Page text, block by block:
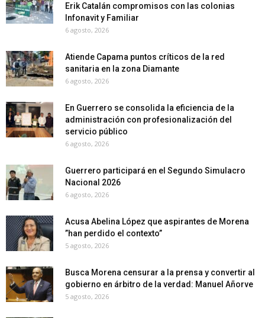
Erik Catalán compromisos con las colonias
Infonavit y Familiar
6 agosto, 2026
Atiende Capama puntos críticos de la red
sanitaria en la zona Diamante
6 agosto, 2026
En Guerrero se consolida la eficiencia de la
administración con profesionalización del
servicio público
6 agosto, 2026
Guerrero participará en el Segundo Simulacro
Nacional 2026
6 agosto, 2026
Acusa Abelina López que aspirantes de Morena
”han perdido el contexto”
5 agosto, 2026
Busca Morena censurar a la prensa y convertir al
gobierno en árbitro de la verdad: Manuel Añorve
5 agosto, 2026